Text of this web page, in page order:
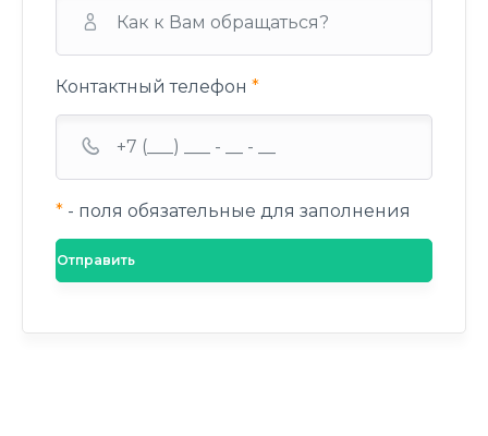
Контактный телефон *
* - поля обязательные для заполнения